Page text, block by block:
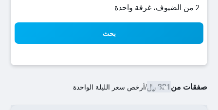
2 من الضيوف، غرفة واحدة
بحث
صفقات من821 ﷼ /أرخص سعر الليلة الواحدة